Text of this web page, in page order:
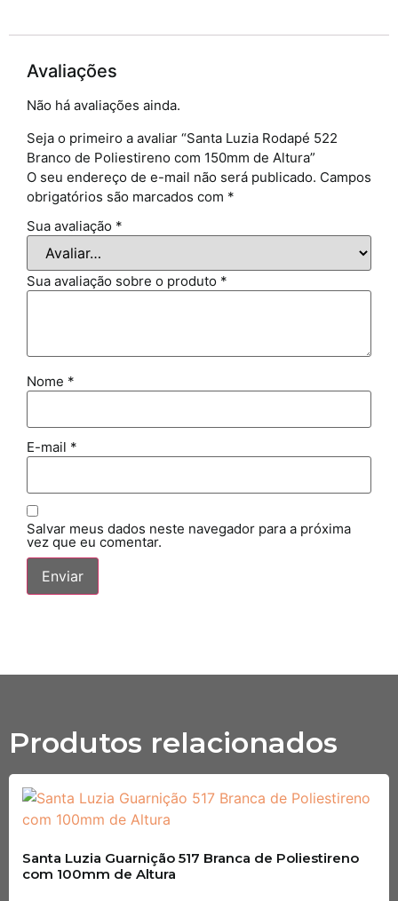
Avaliações
Não há avaliações ainda.
Seja o primeiro a avaliar “Santa Luzia Rodapé 522
Branco de Poliestireno com 150mm de Altura”
O seu endereço de e-mail não será publicado. Campos
obrigatórios são marcados com *
Sua avaliação *
Sua avaliação sobre o produto *
Nome *
E-mail *
Salvar meus dados neste navegador para a próxima
vez que eu comentar.
Produtos relacionados
Santa Luzia Guarnição 517 Branca de Poliestireno
com 100mm de Altura